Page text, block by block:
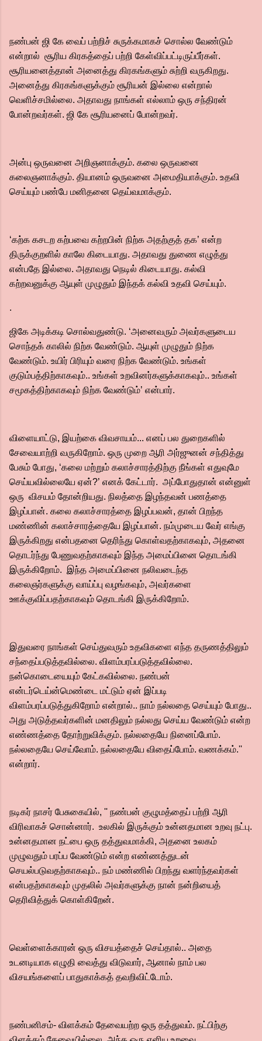
நண்பன் ஜி கே வைப் பற்றிச் சுருக்கமாகச் சொல்ல வேண்டும்
என்றால் சூரிய கிரகத்தைப் பற்றி கேள்விப்பட்டிருப்பீர்கள்.
சூரியனைத்தான் அனைத்து கிரகங்களும் சுற்றி வருகிறது.
அனைத்து கிரகங்களுக்கும் சூரியன் இல்லை என்றால்
வெளிச்சமில்லை. அதாவது நாங்கள் எல்லாம் ஒரு சந்திரன்
போன்றவர்கள். ஜி கே சூரியனைப் போன்றவர்.
அன்பு ஒருவனை அறிஞனாக்கும். கலை ஒருவனை
கலைஞனாக்கும். தியானம் ஒருவனை அமைதியாக்கும். உதவி
செய்யும் பண்பே மனிதனை தெய்வமாக்கும்.
‘கற்க கசடற கற்பவை கற்றபின் நிற்க அதற்குத் தக’ என்ற
திருக்குறளில் காலே கிடையாது. அதாவது துணை எழுத்து
என்பதே இல்லை. அதாவது நெடில் கிடையாது. கல்வி
கற்றவனுக்கு ஆயுள் முழுதும் இந்தக் கல்வி உதவி செய்யும்.
.
ஜிகே அடிக்கடி சொல்வதுண்டு. ‘அனைவரும் அவர்களுடைய
சொந்தக் காலில் நிற்க வேண்டும். ஆயுள் முழுதும் நிற்க
வேண்டும். உயிர் பிரியும் வரை நிற்க வேண்டும். உங்கள்
குடும்பத்திற்காகவும்.. உங்கள் உறவினர்களுக்காகவும்.. உங்கள்
சமூகத்திற்காகவும் நிற்க வேண்டும்’ என்பார்.
விளையாட்டு, இயற்கை விவசாயம்... எனப் பல துறைகளில்
சேவையாற்றி வருகிறோம். ஒரு முறை ஆரி அர்ஜுனன் சந்தித்து
பேசும் போது, ‘கலை மற்றும் கலாச்சாரத்திற்கு நீங்கள் எதுவுமே
செய்யவில்லையே ஏன்?’ எனக் கேட்டார். அப்போதுதான் என்னுள்
ஒரு விசயம் தோன்றியது. நிலத்தை இழந்தவன் பணத்தை
இழப்பான். கலை கலாச்சாரத்தை இழப்பவன், தான் பிறந்த
மண்ணின் கலாச்சாரத்தையே இழப்பான். நம்முடைய வேர் எங்கு
இருக்கிறது என்பதனை தெரிந்து கொள்வதற்காகவும், அதனை
தொடர்ந்து பேணுவதற்காகவும் இந்த அமைப்பினை தொடங்கி
இருக்கிறோம். இந்த அமைப்பினை நலிவடைந்த
கலைஞர்களுக்கு வாய்ப்பு வழங்கவும், அவர்களை
ஊக்குவிப்பதற்காகவும் தொடங்கி இருக்கிறோம்.
இதுவரை நாங்கள் செய்துவரும் உதவிகளை எந்த தருணத்திலும்
சந்தைப்படுத்தவில்லை. விளம்பரப்படுத்தவில்லை.
நன்கொடையையும் கேட்கவில்லை. நண்பன்
என்டர்டெய்ன்மெண்டை மட்டும் ஏன் இப்படி
விளம்பரப்படுத்துகிறோம் என்றால்.. நாம் நல்லதை செய்யும் போது..
அது அடுத்தவர்களின் மனதிலும் நல்லது செய்ய வேண்டும் என்ற
எண்ணத்தை தோற்றுவிக்கும். நல்லதையே நினைப்போம்.
நல்லதையே செய்வோம். நல்லதையே விதைப்போம். வணக்கம்.''
என்றார்.
நடிகர் நாசர் பேசுகையில், '' நண்பன் குழுமத்தைப் பற்றி ஆரி
விரிவாகச் சொன்னார். உலகில் இருக்கும் உன்னதமான உறவு நட்பு.
உன்னதமான நட்பை ஒரு தத்துவமாக்கி, அதனை உலகம்
முழுவதும் பரப்ப வேண்டும் என்ற எண்ணத்துடன்
செயல்படுவதற்காகவும்.. நம் மண்ணில் பிறந்து வளர்ந்தவர்கள்
என்பதற்காகவும் முதலில் அவர்களுக்கு நான் நன்றியைத்
தெரிவித்துக் கொள்கிறேன்.
வெள்ளைக்காரன் ஒரு விசயத்தைச் செய்தால்.. அதை
உடனடியாக எழுதி வைத்து விடுவார், ஆனால் நாம் பல
விசயங்களைப் பாதுகாக்கத் தவறிவிட்டோம்.
நண்பனிசம்- விளக்கம் தேவையற்ற ஒரு தத்துவம். நட்பிற்கு